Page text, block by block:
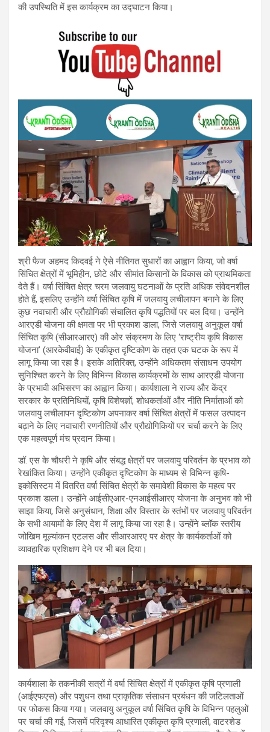
की उपस्थिति में इस कार्यक्रम का उद्घाटन किया।
श्री फैज अहमद किदवई ने ऐसे नीतिगत सुधारों का आह्वान किया, जो वर्षा
सिंचित क्षेत्रों में भूमिहीन, छोटे और सीमांत किसानों के विकास को प्राथमिकता
देते हैं। वर्षा सिंचित क्षेत्र चरम जलवायु घटनाओं के प्रति अधिक संवेदनशील
होते हैं, इसलिए उन्होंने वर्षा सिंचित कृषि में जलवायु लचीलापन बनाने के लिए
कुछ नवाचारी और प्रौद्योगिकी संचालित कृषि पद्धतियों पर बल दिया। उन्होंने
आरएडी योजना की क्षमता पर भी प्रकाश डाला, जिसे जलवायु अनुकूल वर्षा
सिंचित कृषि (सीआरआरए) की ओर संक्रमण के लिए ‘राष्ट्रीय कृषि विकास
योजना’ (आरकेवीवाई) के एकीकृत दृष्टिकोण के तहत एक घटक के रूप में
लागू किया जा रहा है। इसके अतिरिक्‍त, उन्होंने अधिकतम संसाधन उपयोग
सुनिश्चित करने के लिए विभिन्न विकास कार्यक्रमों के साथ आरएडी योजना
के प्रभावी अभिसरण का आह्वान किया। कार्यशाला ने राज्य और केंद्र
सरकार के प्रतिनिधियों, कृषि विशेषज्ञों, शोधकर्ताओं और नीति निर्माताओं को
जलवायु लचीलापन दृष्टिकोण अपनाकर वर्षा सिंचित क्षेत्रों में फसल उत्पादन
बढ़ाने के लिए नवाचारी रणनीतियों और प्रौद्योगिकियों पर चर्चा करने के लिए
एक महत्वपूर्ण मंच प्रदान किया।
डॉ. एस के चौधरी ने कृषि और संबद्ध क्षेत्रों पर जलवायु परिवर्तन के प्रभाव को
रेखांकित किया। उन्होंने एकीकृत दृष्टिकोण के माध्यम से विभिन्न कृषि-
इकोसिस्‍टम में वितरित वर्षा सिंचित क्षेत्रों के समावेशी विकास के महत्व पर
प्रकाश डाला। उन्होंने आईसीएआर-एनआईसीआरए योजना के अनुभव को भी
साझा किया, जिसे अनुसंधान, शिक्षा और विस्तार के स्तंभों पर जलवायु परिवर्तन
के सभी आयामों के लिए देश में लागू किया जा रहा है। उन्होंने ब्लॉक स्तरीय
जोखिम मूल्यांकन एटलस और सीआरआरए पर क्षेत्र के कार्यकर्ताओं को
व्यावहारिक प्रशिक्षण देने पर भी बल दिया।
कार्यशाला के तकनीकी सत्रों में वर्षा सिंचित क्षेत्रों में एकीकृत कृषि प्रणाली
(आईएफएस) और पशुधन तथा प्राकृतिक संसाधन प्रबंधन की जटिलताओं
पर फोकस किया गया। जलवायु अनुकूल वर्षा सिंचित कृषि के विभिन्न पहलुओं
पर चर्चा की गई, जिसमें परिदृश्‍य आधारित एकीकृत कृषि प्रणाली, वाटरशेड